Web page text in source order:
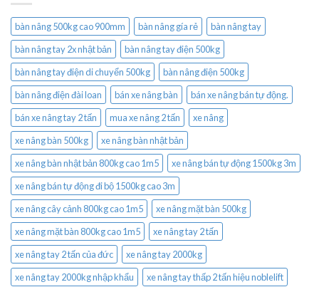
bàn nâng 500kg cao 900mm bàn nâng gía rẻ
bàn nâng tay
bàn nâng tay 2x nhật bản
bàn nâng tay điện 500kg
bàn nâng tay điện di chuyển 500kg
bàn nâng điện 500kg
bàn nâng điện đài loan
bán xe nâng bàn
bán xe nâng bán tự động.
bán xe nâng tay 2 tấn
mua xe nâng 2 tấn
xe nâng
xe nâng bàn 500kg
xe nâng bàn nhật bản
xe nâng bàn nhật bản 800kg cao 1m5
xe nâng bán tự động 1500kg 3m
xe nâng bán tự động đi bộ 1500kg cao 3m
xe nâng cây cảnh 800kg cao 1m5
xe nâng mặt bàn 500kg
xe nâng mặt bàn 800kg cao 1m5
xe nâng tay 2 tấn
xe nâng tay 2 tấn của đức
xe nâng tay 2000kg
xe nâng tay 2000kg nhập khẩu
xe nâng tay thấp 2 tấn hiệu noblelift